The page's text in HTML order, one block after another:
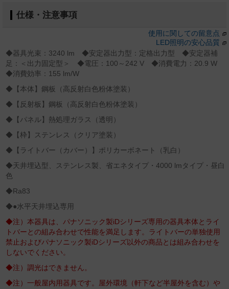
仕様・注意事項
使用に関しての留意点
LED照明の安心品質
◆器具光束：3240 lm ◆安定器出力型：定格出力型 ◆安定器補
足：＜出力固定型＞ ◆電圧：100～242 V ◆消費電力：20.9 W
◆消費効率：155 lm/W
◆【本体】鋼板（高反射白色粉体塗装）
◆【反射板】鋼板（高反射白色粉体塗装）
◆【パネル】熱処理ガラス（透明）
◆【枠】ステンレス（クリア塗装）
◆【ライトバー（カバー）】ポリカーボネート（乳白）
◆天井埋込型、ステンレス製、省エネタイプ・4000 lmタイプ・昼白
色
◆Ra83
◆●水平天井埋込専用
◆注）本器具は、パナソニック製iDシリーズ専用の器具本体とライ
トバーとの組み合わせで性能を満足します。ライトバーの単独使用
禁止およびパナソニック製iDシリーズ以外の商品とは組み合わせを
しないでください。
◆注）調光はできません。
◆注）一般屋内用器具です。屋外環境（軒下など半屋外を含む）や